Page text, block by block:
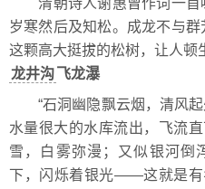
岁寒然后及知松。成龙不与
这颗高大挺拔的松树，让人顿
龙井沟飞龙瀑
“石洞幽隐飘云烟，清风起
水量很大的水库流出，飞流
雪，白雾弥漫；又似银河倒
下，闪烁着银光——这就是有